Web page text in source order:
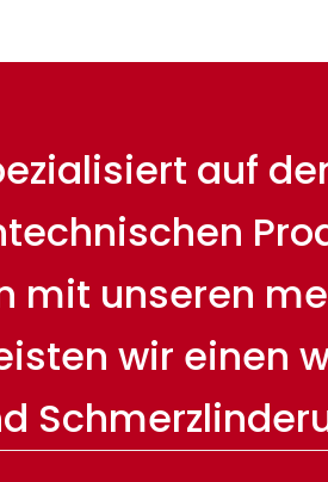
auf
mit unseren
wir einen